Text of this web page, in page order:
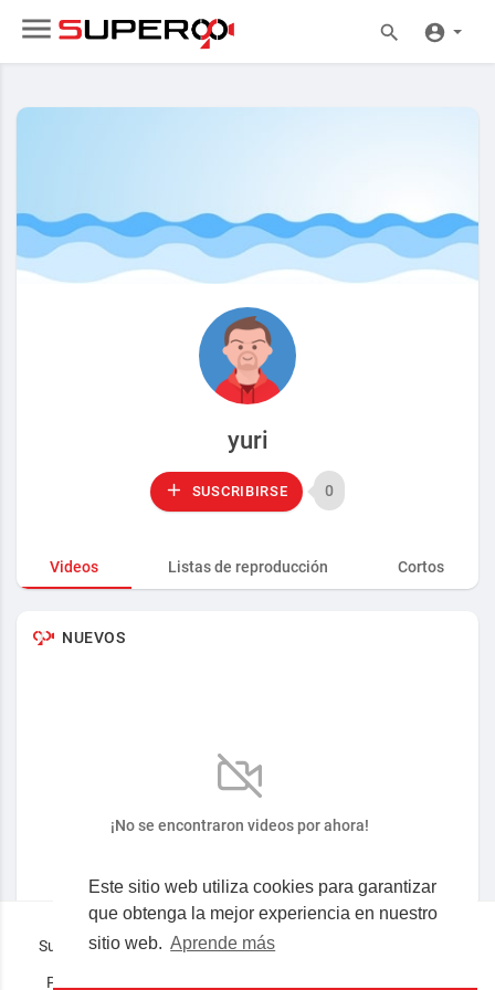
Este sitio web utiliza cookies para garantizar
que obtenga la mejor experiencia en nuestro
sitio web. Aprende más
yuri
SUSCRIBIRSE 0
Videos Listas de reproducción Cortos
NUEVOS
¡No se encontraron videos por ahora!
Superocho la plataforma consciente en español © 2019-2023
Preguntas frecuentes